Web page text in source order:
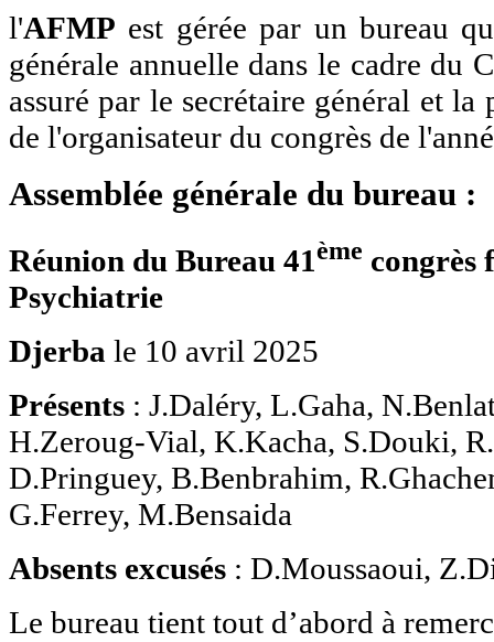
l'AFMP est gérée par un bureau
générale annuelle dans le cadre du
assuré par le secrétaire général et la
de l'organisateur du congrès de
Assemblée générale du bureau :
Réunion du Bureau 41ème congrès
Psychiatrie
Djerba le 10 avril 2025
Présents : J.Daléry, L.Gaha,
H.Zeroug-Vial, K.Kacha, S.Douki,
D.Pringuey, B.Benbrahim,
G.Ferrey, M.Bensaida
Absents excusés : D.Moussaoui,
Le bureau tient tout d’abord à